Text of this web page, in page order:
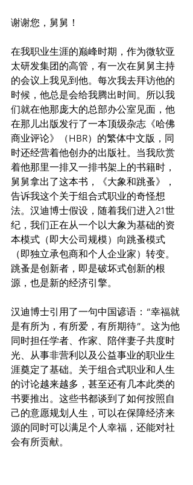
谢谢您，舅舅！
在我职业生涯的巅峰时期，作为微软亚
太研发集团的高管，有一次在舅舅主持
的会议上我见到他。每次我去拜访他的
时候，他总是会给我腾出时间。所以我
们就在他那庞大的总部办公室见面，他
在那儿出版发行了一本顶级杂志《哈佛
商业评论》（HBR）的繁体中文版，同
时还经营着他创办的出版社。当我欣赏
着他那里一排又一排书架上的书籍时，
舅舅拿出了这本书，《大象和跳蚤》，
告诉我这个关于组合式职业的奇怪想
法。汉迪博士假设，随着我们进入21世
纪，我们正在从一个以大象为基础的资
本模式（即大公司规模）向跳蚤模式
（即独立承包商和个人企业家）转变。
跳蚤是创新者，即是破坏式创新的根
源，也是新的经济引擎。
汉迪博士引用了一句中国谚语：“幸福就
是有所为，有所爱，有所期待”。这为他
同时担任学者、作家、陪伴妻子共度时
光、从事非营利以及公益事业的职业生
涯奠定了基础。关于组合式职业和人生
的讨论越来越多，甚至还有几本此类的
书要推出。这些书都谈到了如何按照自
己的意愿规划人生，可以在保障经济来
源的同时可以满足个人幸福，还能对社
会有所贡献。